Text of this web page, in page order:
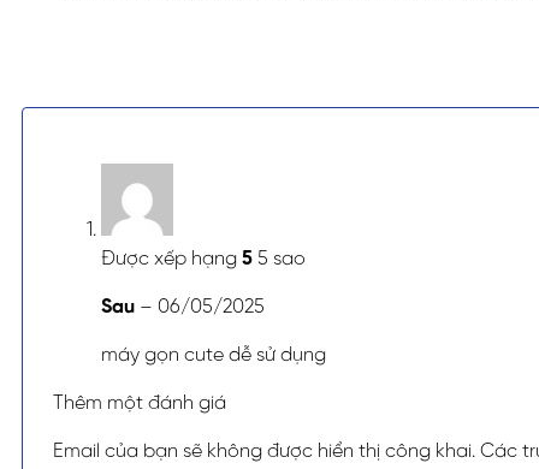
Được xếp hạng 5 5 sao
Sau – 06/05/2025
máy gọn cute dễ sử dụng
Thêm một đánh giá
Email của bạn sẽ không được hiển thị công khai. Các